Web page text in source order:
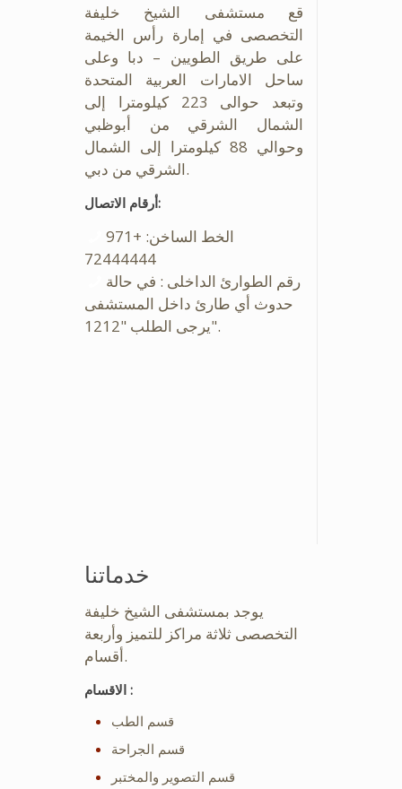
قع مستشفى الشيخ خليفة
التخصصى في إمارة رأس الخيمة
على طريق الطويين – دبا وعلى
ساحل الامارات العربية المتحدة
وتبعد حوالى 223 كيلومترا إلى
الشمال الشرقي من أبوظبي
وحوالي 88 كيلومترا إلى الشمال
الشرقي من دبي.
أرقام الاتصال:
الخط الساخن: +971
72444444
رقم الطوارئ الداخلى : في حالة
حدوث أي طارئ داخل المستشفى
يرجى الطلب "1212".
خدماتنا
يوجد بمستشفى الشيخ خليفة
التخصصى ثلاثة مراكز للتميز وأربعة
أقسام.
الاقسام :
قسم الطب
قسم الجراحة
قسم التصوير والمختبر